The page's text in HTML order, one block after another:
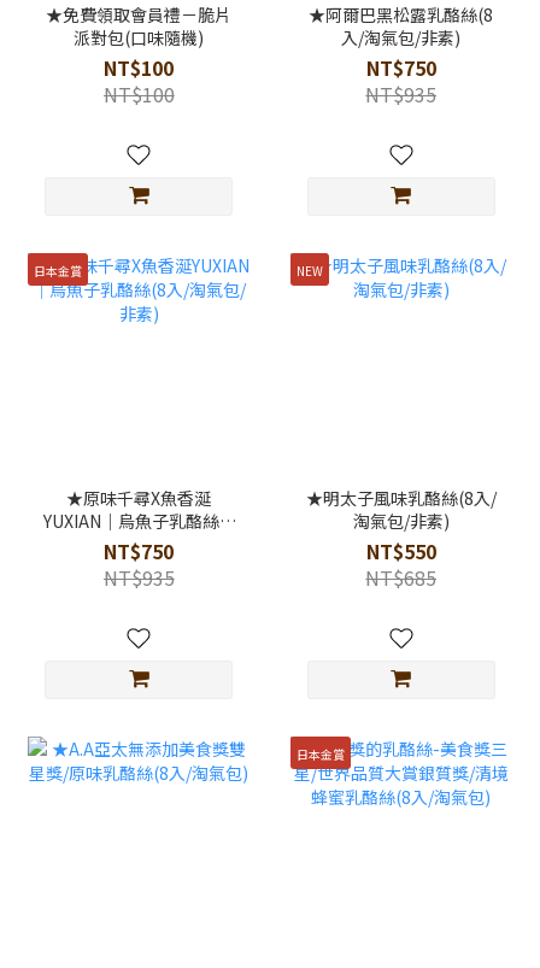
★免費領取會員禮－脆片
派對包(口味隨機)
NT$100
NT$100
★阿爾巴黑松露乳酪絲(8
入/淘氣包/非素)
NT$750
NT$935
日本金賞
★原味千尋X魚香涎
YUXIAN｜烏魚子乳酪絲(8
入/淘氣包/非素)
NT$750
NT$935
NEW
★明太子風味乳酪絲(8入/
淘氣包/非素)
NT$550
NT$685
日本金賞